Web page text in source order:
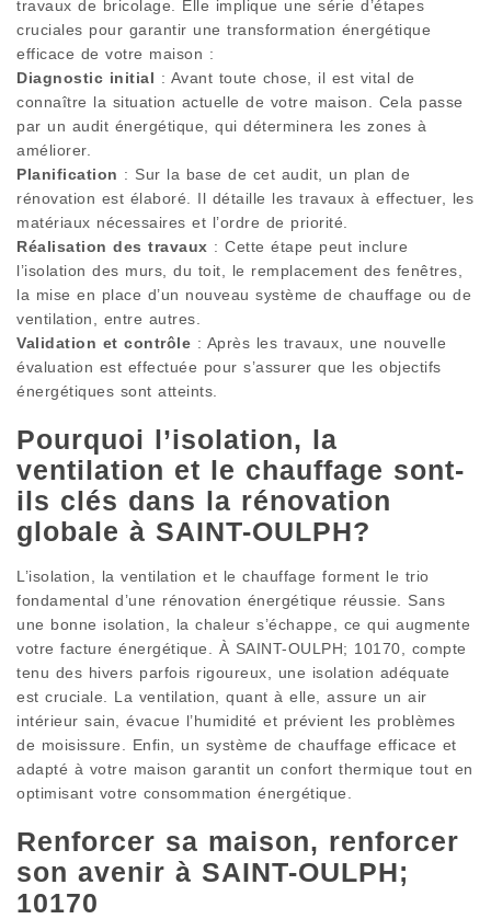
travaux de bricolage. Elle implique une série d’étapes
cruciales pour garantir une transformation énergétique
efficace de votre maison :
Diagnostic initial : Avant toute chose, il est vital de
connaître la situation actuelle de votre maison. Cela passe
par un audit énergétique, qui déterminera les zones à
améliorer.
Planification : Sur la base de cet audit, un plan de
rénovation est élaboré. Il détaille les travaux à effectuer, les
matériaux nécessaires et l’ordre de priorité.
Réalisation des travaux : Cette étape peut inclure
l’isolation des murs, du toit, le remplacement des fenêtres,
la mise en place d’un nouveau système de chauffage ou de
ventilation, entre autres.
Validation et contrôle : Après les travaux, une nouvelle
évaluation est effectuée pour s’assurer que les objectifs
énergétiques sont atteints.
Pourquoi l’isolation, la
ventilation et le chauffage sont-
ils clés dans la rénovation
globale à SAINT-OULPH?
L’isolation, la ventilation et le chauffage forment le trio
fondamental d’une rénovation énergétique réussie. Sans
une bonne isolation, la chaleur s’échappe, ce qui augmente
votre facture énergétique. À SAINT-OULPH; 10170, compte
tenu des hivers parfois rigoureux, une isolation adéquate
est cruciale. La ventilation, quant à elle, assure un air
intérieur sain, évacue l’humidité et prévient les problèmes
de moisissure. Enfin, un système de chauffage efficace et
adapté à votre maison garantit un confort thermique tout en
optimisant votre consommation énergétique.
Renforcer sa maison, renforcer
son avenir à SAINT-OULPH;
10170